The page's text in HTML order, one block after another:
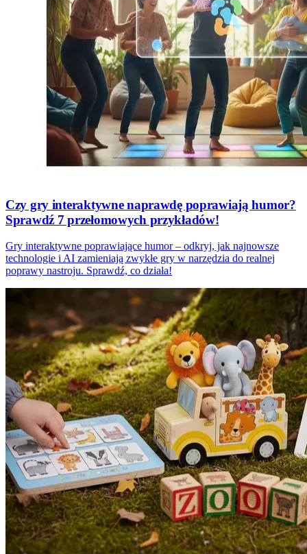
Czy gry interaktywne naprawdę poprawiają humor?
Sprawdź 7 przełomowych przykładów!
Gry interaktywne poprawiające humor – odkryj, jak najnowsze
technologie i AI zamieniają zwykłe gry w narzędzia do realnej
poprawy nastroju. Sprawdź, co działa!